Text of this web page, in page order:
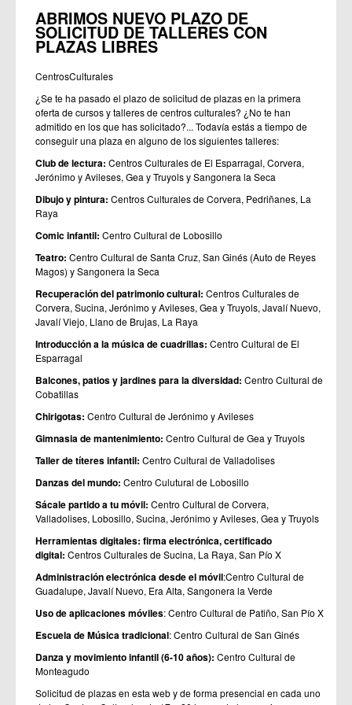
ABRIMOS NUEVO PLAZO DE
SOLICITUD DE TALLERES CON
PLAZAS LIBRES
CentrosCulturales
¿Se te ha pasado el plazo de solicitud de plazas en la primera
oferta de cursos y talleres de centros culturales? ¿No te han
admitido en los que has solicitado?... Todavía estás a tiempo de
conseguir una plaza en alguno de los siguientes talleres:
Club de lectura: Centros Culturales de El Esparragal, Corvera,
Jerónimo y Avileses, Gea y Truyols y Sangonera la Seca
Dibujo y pintura: Centros Culturales de Corvera, Pedriñanes, La
Raya
Comic infantil: Centro Cultural de Lobosillo
Teatro: Centro Cultural de Santa Cruz, San Ginés (Auto de Reyes
Magos) y Sangonera la Seca
Recuperación del patrimonio cultural: Centros Culturales de
Corvera, Sucina, Jerónimo y Avileses, Gea y Truyols, Javalí Nuevo,
Javalí Viejo, Llano de Brujas, La Raya
Introducción a la música de cuadrillas: Centro Cultural de El
Esparragal
Balcones, patios y jardines para la diversidad: Centro Cultural de
Cobatillas
Chirigotas: Centro Cultural de Jerónimo y Avileses
Gimnasia de mantenimiento: Centro Cultural de Gea y Truyols
Taller de títeres infantil: Centro Cultural de Valladolises
Danzas del mundo: Centro Culutural de Lobosillo
Sácale partido a tu móvil: Centro Cultural de Corvera,
Valladolises, Lobosillo, Sucina, Jerónimo y Avileses, Gea y Truyols
Herramientas digitales: firma electrónica, certificado
digital: Centros Culturales de Sucina, La Raya, San Pío X
Administración electrónica desde el móvil:Centro Cultural de
Guadalupe, Javalí Nuevo, Era Alta, Sangonera la Verde
Uso de aplicaciones móviles: Centro Cultural de Patiño, San Pío X
Escuela de Música tradicional: Centro Cultural de San Ginés
Danza y movimiento infantil (6-10 años): Centro Cultural de
Monteagudo
Solicitud de plazas en esta web y de forma presencial en cada uno